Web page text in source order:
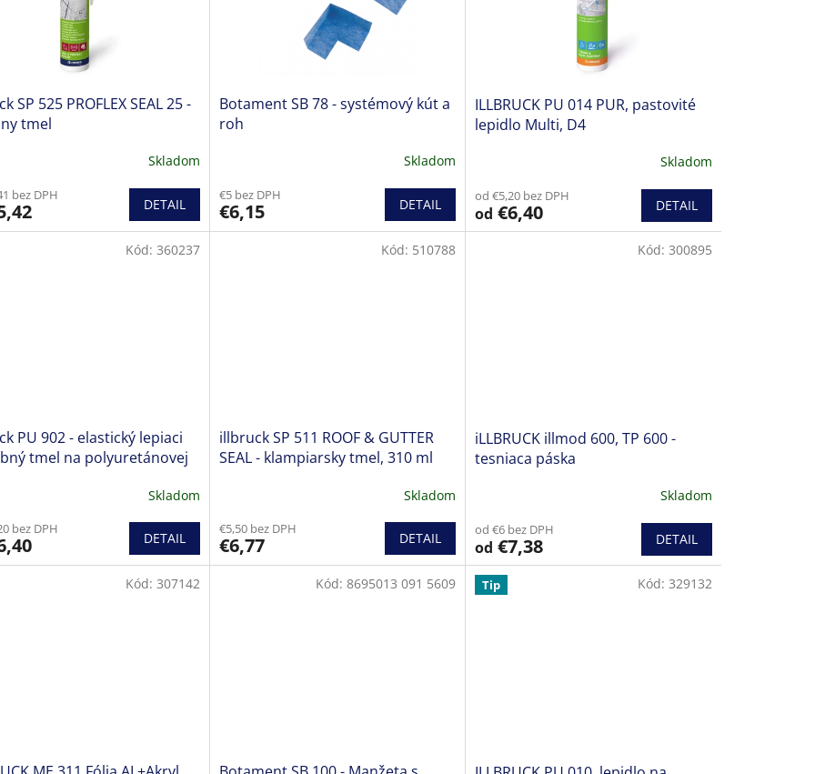
SP 525 PROFLEX SEAL 25 -
tmel
Skladom
bez DPH
DETAIL
Botament SB 78 - systémový kút a
roh
Skladom
€5 bez DPH
€6,15 DETAIL
ILLBRUCK PU 014 PUR, pastovité
lepidlo Multi, D4
Skladom
od €5,20 bez DPH
od €6,40 DETAIL
PU 902 - elastický lepiaci
tmel na polyuretánovej
Skladom
bez DPH
DETAIL
Kód: 360237
illbruck SP 511 ROOF & GUTTER
SEAL - klampiarsky tmel, 310 ml
Skladom
€5,50 bez DPH
€6,77 DETAIL
Kód: 510788
iLLBRUCK illmod 600, TP 600 -
tesniaca páska
Skladom
od €6 bez DPH
od €7,38 DETAIL
Kód: 300895
Kód: 307142 Kód: 8695013 091 5609 Tip Kód: 329132